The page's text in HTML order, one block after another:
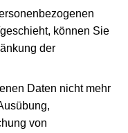
können Sie
der
Daten nicht mehr
von